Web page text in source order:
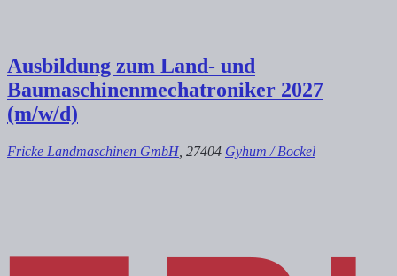
Ausbildung zum Land- und
Baumaschinenmechatroniker 2027
(m/w/d)
Fricke Landmaschinen GmbH , 27404 Gyhum / Bockel